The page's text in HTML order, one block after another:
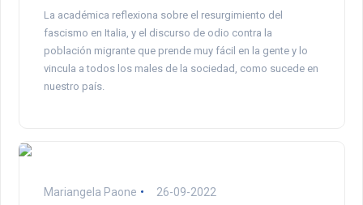
La académica reflexiona sobre el resurgimiento del
fascismo en Italia, y el discurso de odio contra la
población migrante que prende muy fácil en la gente y lo
vincula a todos los males de la sociedad, como sucede en
nuestro país.
Mariangela Paone 26-09-2022